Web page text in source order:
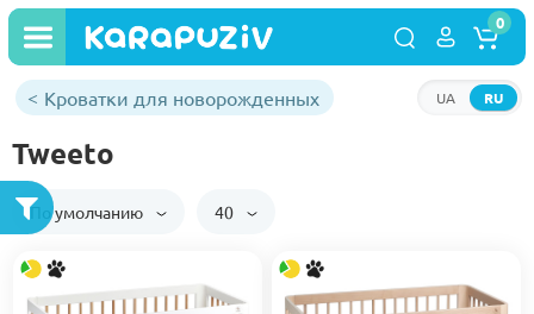
RU
UA
0
Кроватки для новорожденных
Tweeto
По умолчанию 40